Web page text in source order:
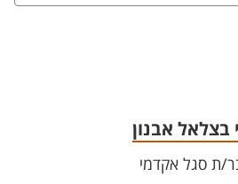
בצלאל אבנון
ת סגל אקדמי